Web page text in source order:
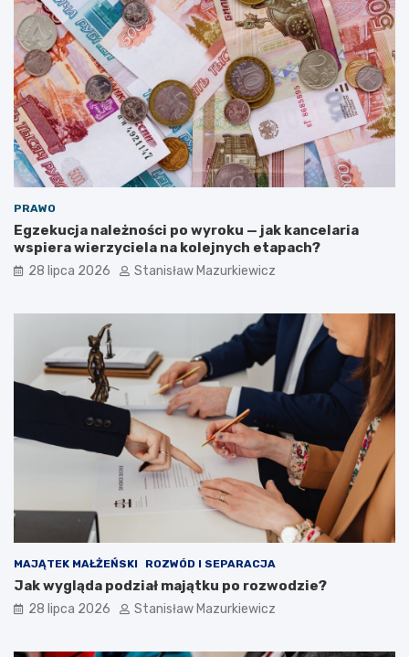
PRAWO
Egzekucja należności po wyroku — jak kancelaria
wspiera wierzyciela na kolejnych etapach?
28 lipca 2026 Stanisław Mazurkiewicz
MAJĄTEK MAŁŻEŃSKI ROZWÓD I SEPARACJA
Jak wygląda podział majątku po rozwodzie?
28 lipca 2026 Stanisław Mazurkiewicz